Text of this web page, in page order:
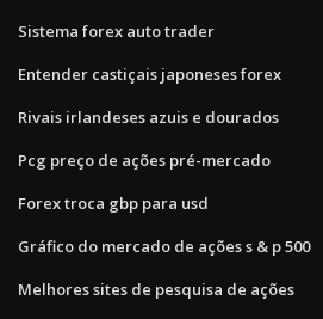
Sistema forex auto trader
Entender castiçais japoneses forex
Rivais irlandeses azuis e dourados
Pcg preço de ações pré-mercado
Forex troca gbp para usd
Gráfico do mercado de ações s & p 500
Melhores sites de pesquisa de ações